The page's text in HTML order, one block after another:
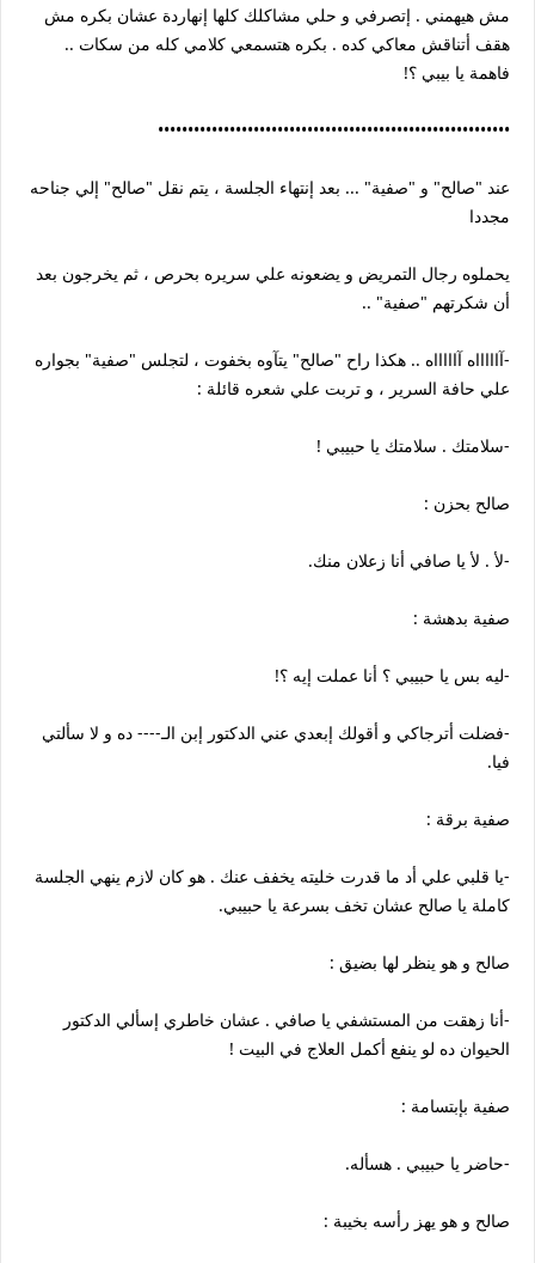
مش هيهمني . إتصرفي و حلي مشاكلك كلها إنهاردة عشان بكره مش
هقف أتناقش معاكي كده . بكره هتسمعي كلامي كله من سكات ..
فاهمة يا بيبي ؟!
•••••••••••••••••••••••••••••••••••••••••••••••••••••••••••
عند "صالح" و "صفية" ... بعد إنتهاء الجلسة ، يتم نقل "صالح" إلي جناحه
مجددا
يحملوه رجال التمريض و يضعونه علي سريره بحرص ، ثم يخرجون بعد
أن شكرتهم "صفية" ..
-آاااااه آاااااه .. هكذا راح "صالح" يتآوه بخفوت ، لتجلس "صفية" بجواره
علي حافة السرير ، و تربت علي شعره قائلة :
-سلامتك . سلامتك يا حبيبي !
صالح بحزن :
-لأ . لأ يا صافي أنا زعلان منك.
صفية بدهشة :
-ليه بس يا حبيبي ؟ أنا عملت إيه ؟!
-فضلت أترجاكي و أقولك إبعدي عني الدكتور إبن الـ---- ده و لا سألتي
فيا.
صفية برقة :
-يا قلبي علي أد ما قدرت خليته يخفف عنك . هو كان لازم ينهي الجلسة
كاملة يا صالح عشان تخف بسرعة يا حبيبي.
صالح و هو ينظر لها بضيق :
-أنا زهقت من المستشفي يا صافي . عشان خاطري إسألي الدكتور
الحيوان ده لو ينفع أكمل العلاج في البيت !
صفية بإبتسامة :
-حاضر يا حبيبي . هسأله.
صالح و هو يهز رأسه بخيبة :